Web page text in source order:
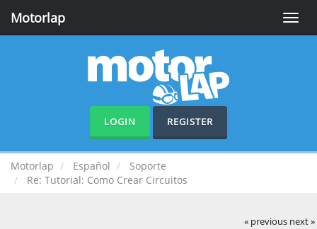
Toggle
Motorlap
LOGIN REGISTER
Motorlap Español
Soporte
Re: Tutorial: Como Crear Circuitos
« previous next »